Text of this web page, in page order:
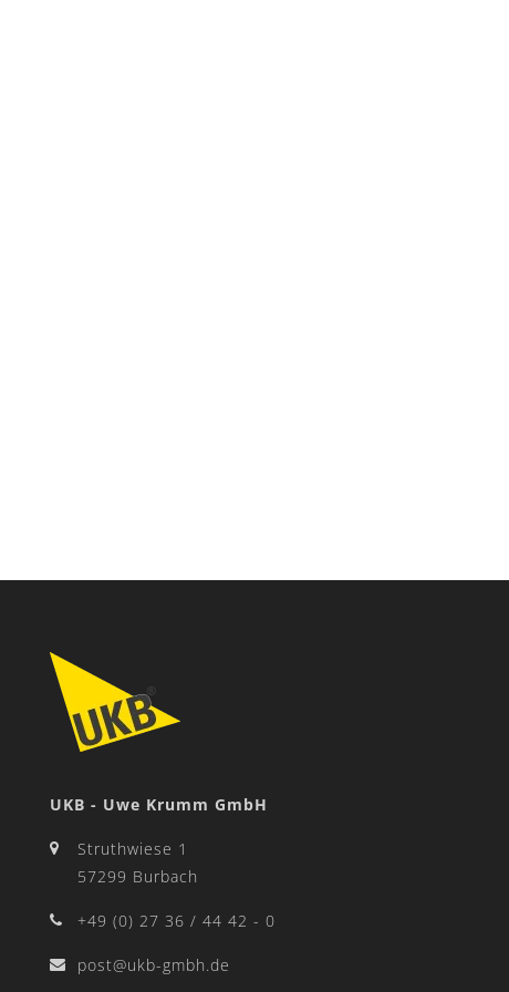
UKB - Uwe Krumm GmbH
Struthwiese 1
57299 Burbach
+49 (0) 27 36 / 44 42 - 0
post@ukb-gmbh.de